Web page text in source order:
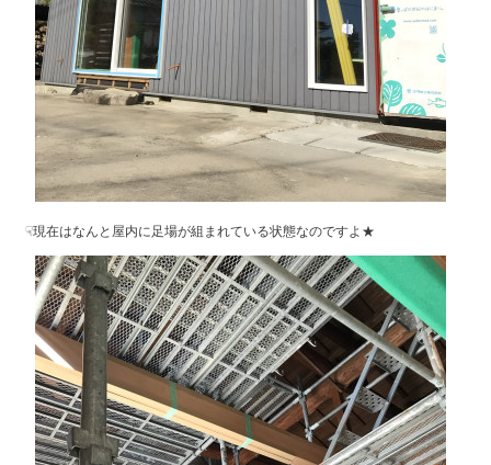
☟現在はなんと屋内に足場が組まれている状態なのですよ★